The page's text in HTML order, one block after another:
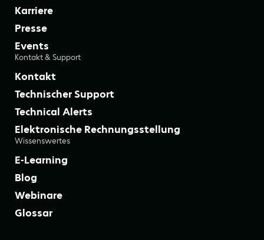
Karriere
Presse
Events
Kontakt & Support
Kontakt
Technischer Support
Technical Alerts
Elektronische Rechnungsstellung
Wissenswertes
E-Learning
Blog
Webinare
Glossar